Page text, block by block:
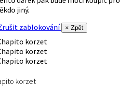
jiný.
zablokování
× Zpět
korzet